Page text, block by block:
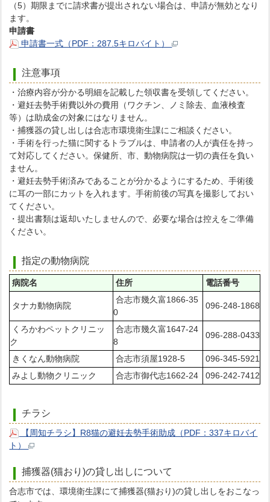
（5）期限までに請求書が提出されない場合は、申請が無効となり
ます。
申請書
申請書一式（PDF：287.5キロバイト）
注意事項
・治療内容が分かる明細を記載した領収書を受領してください。
・避妊去勢手術費以外の費用（ワクチン、ノミ除去、血液検査
等）は助成金の対象にはなりません。
・捕獲器の貸し出しは合志市環境衛生課にご相談ください。
・手術を行った猫に関するトラブルは、申請者の人が責任を持っ
て対応してください。保健所、市、動物病院は一切の責任を負い
ません。
・避妊去勢手術済みであることが分かるようにするため、手術後
に耳の一部にカットを入れます。手術前後の写真を撮影しておい
てください。
・提出書類は返却いたしませんので、必要な場合は控えをご準備
ください。
指定の動物病院
病院名 住所 電話番号
タナカ動物病院
合志市幾久富1866-35
0
096-248-1868
くろかわペットクリニッ
ク
合志市幾久富1647-24
8
096-288-0433
きくなん動物病院 合志市須屋1928-5
096-345-5921
みよし動物クリニック
合志市御代志1662-24 096-242-7412
チラシ
【周知チラシ】R8猫の避妊去勢手術助成（PDF：337キロバイ
ト）
捕獲器(猫おり)の貸し出しについて
合志市では、環境衛生課にて捕獲器(猫おり)の貸し出しをおこなっ